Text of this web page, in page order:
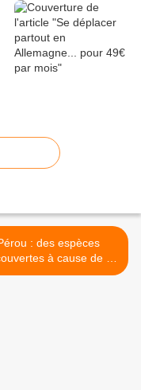
: des espèces
à cause de la
déforestation >